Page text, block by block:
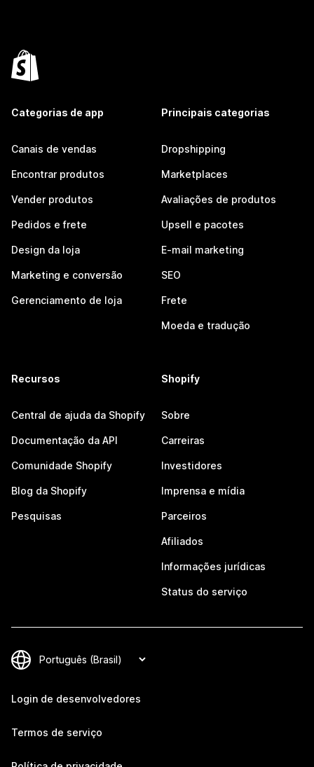
Categorias de app
Canais de vendas
Encontrar produtos
Vender produtos
Pedidos e frete
Design da loja
Marketing e conversão
Gerenciamento de loja
Principais categorias
Dropshipping
Marketplaces
Avaliações de produtos
Upsell e pacotes
E-mail marketing
SEO
Frete
Moeda e tradução
Recursos
Central de ajuda da Shopify
Documentação da API
Comunidade Shopify
Blog da Shopify
Pesquisas
Shopify
Sobre
Carreiras
Investidores
Imprensa e mídia
Parceiros
Afiliados
Informações jurídicas
Status do serviço
Login de desenvolvedores
Termos de serviço